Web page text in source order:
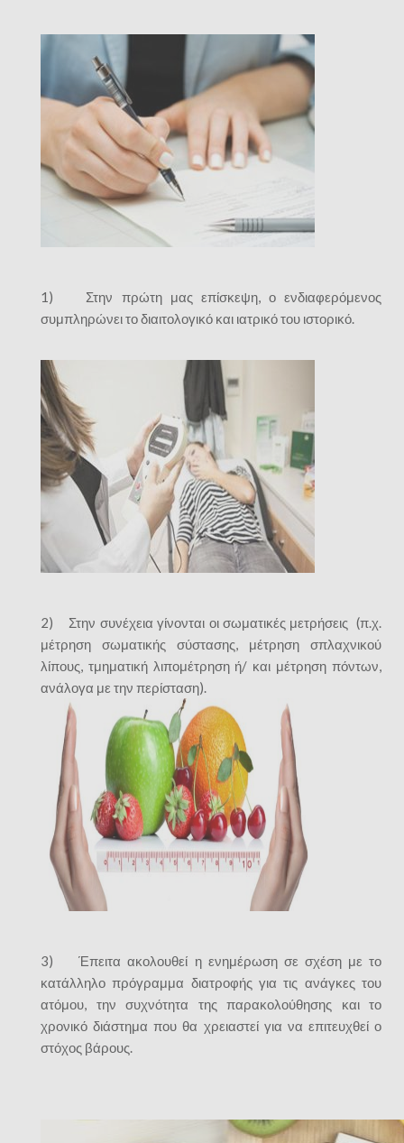
1) Στην πρώτη μας επίσκεψη, ο ενδιαφερόμενος
συμπληρώνει το διαιτολογικό και ιατρικό του ιστορικό.
2) Στην συνέχεια γίνονται οι σωματικές μετρήσεις (π.χ.
μέτρηση σωματικής σύστασης, μέτρηση σπλαχνικού
λίπους, τμηματική λιπομέτρηση ή/ και μέτρηση πόντων,
ανάλογα με την περίσταση).
3) Έπειτα ακολουθεί η ενημέρωση σε σχέση με το
κατάλληλο πρόγραμμα διατροφής για τις ανάγκες του
ατόμου, την συχνότητα της παρακολούθησης και το
χρονικό διάστημα που θα χρειαστεί για να επιτευχθεί ο
στόχος βάρους.